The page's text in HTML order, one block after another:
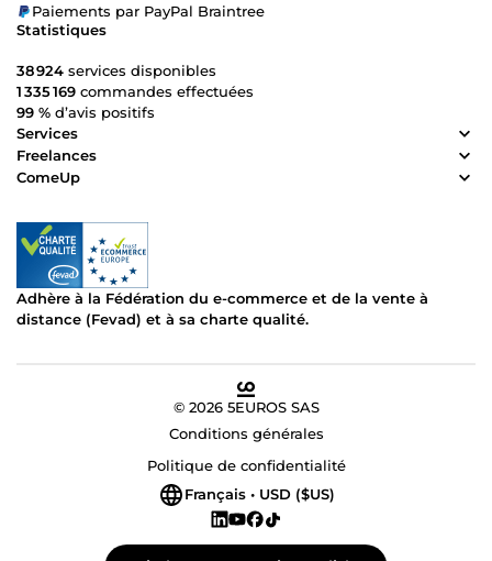
Paiements par PayPal Braintree
Statistiques
38 924 services disponibles
1 335 169 commandes effectuées
99 % d’avis positifs
Services
Freelances
ComeUp
Adhère à la Fédération du e-commerce et de la vente à
distance (Fevad) et à sa charte qualité.
© 2026 5EUROS SAS
Conditions générales
Politique de confidentialité
Français • USD ($US)